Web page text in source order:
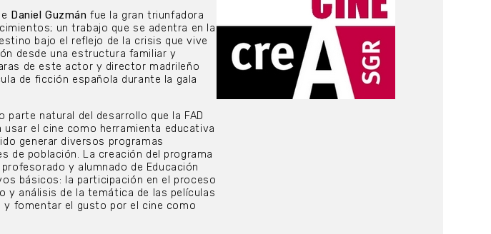
Daniel Guzmán fue la gran triunfadora
un trabajo que se adentra en la
bajo el reflejo de la crisis que vive
desde una estructura familiar y
de este actor y director madrileño
de ficción española durante la gala
parte natural del desarrollo que la FAD
usar el cine como herramienta educativa
generar diversos programas
de población. La creación del programa
y alumnado de Educación
básicos: la participación en el proceso
y análisis de la temática de las películas
y fomentar el gusto por el cine como